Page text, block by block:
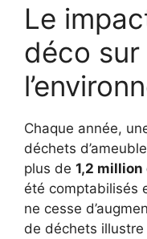
Le
déco sur
Chaque année,
déchets
plus de 1,2
été comptabilisés
ne cesse
de déchets illustre